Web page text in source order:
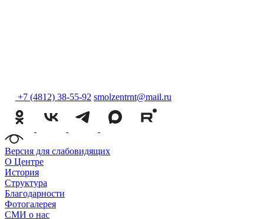
+7 (4812) 38-55-92 smolzentrnt@mail.ru
Версия для слабовидящих
О Центре
История
Структура
Благодарности
Фотогалерея
СМИ о нас